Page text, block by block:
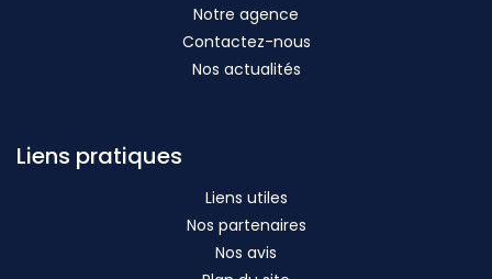
Notre agence
Contactez-nous
Nos actualités
Liens pratiques
Liens utiles
Nos partenaires
Nos avis